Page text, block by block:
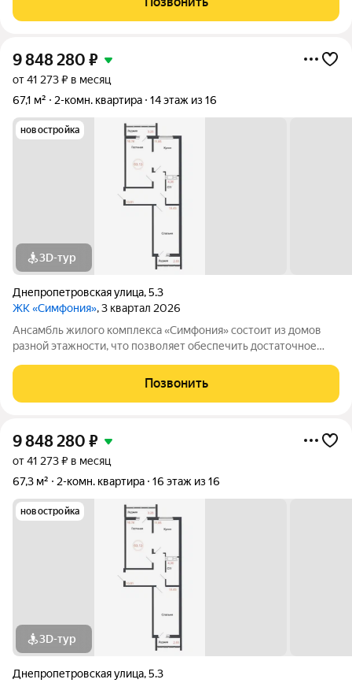
отделкой. Заезжайте и живите! ЖК
9 848 280 ₽
от 41 273 ₽ в месяц
67,1 м²
2-комн. квартира 14 этаж из 16
новостройка
3D-тур
Днепропетровская улица,5.3
ЖК «Симфония», 3 квартал 2026
Ансамбль жилого комплекса «Симфония» состоит из домов
разной этажности, что позволяет обеспечить достаточное
времени и предлагаем квартиры с уже готовой базовой
отделкой. Заезжайте и живите! ЖК
Позвонить
9 848 280 ₽
от 41 273 ₽ в месяц
67,3 м²
2-комн. квартира 16 этаж из 16
новостройка
3D-тур
Днепропетровская улица,5.3